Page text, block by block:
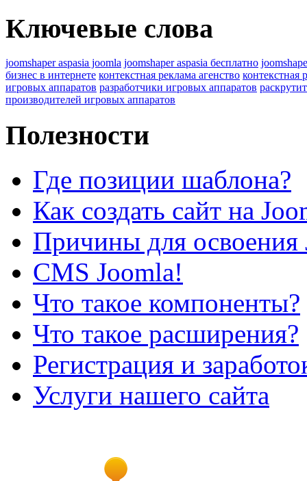
Ключевые слова
joomshaper aspasia joomla joomshaper aspasia бесплатно
бизнес в интернете контекстная реклама агенство контекстная
игровых аппаратов разработчики игровых аппаратов
производителей игровых аппаратов
Полезности
Где позиции шаблона?
Как создать сайт на
Причины для освоения
CMS Joomla!
Что такое компоненты?
Что такое расширения?
Регистрация и
Услуги нашего сайта